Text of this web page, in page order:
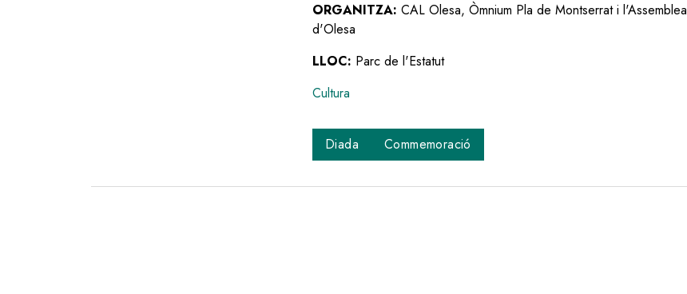
ORGANITZA: CAL Olesa, Òmnium Pla de Montserrat i l'Assemblea
d'Olesa
LLOC: Parc de l'Estatut
Cultura
Diada Commemoració